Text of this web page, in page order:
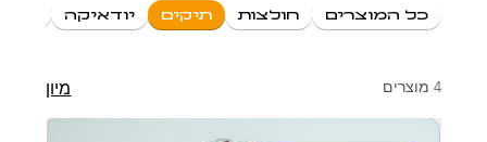
כל המוצרים חולצות תיקים יודאיקה
4 מוצרים מיון